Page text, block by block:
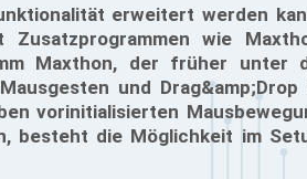
erweitert werden
wie
Maxthon, der früher unter
und Drag&amp;Drop
vorinitialisierten
besteht die Möglichkeit im